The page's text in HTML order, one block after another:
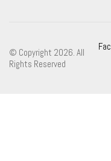
© Copyright 2026. All
Rights Reserved